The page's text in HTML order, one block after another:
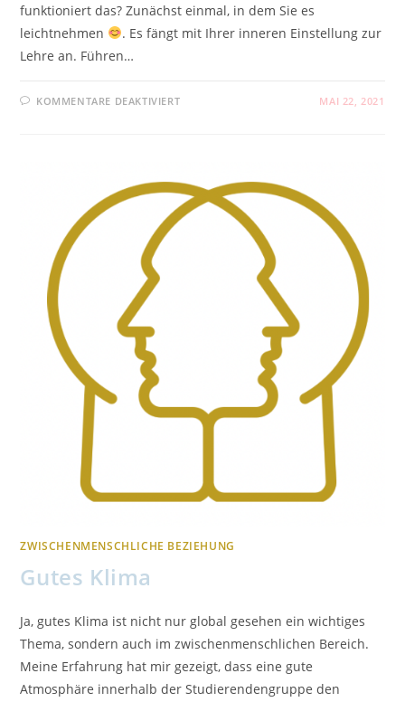
funktioniert das? Zunächst einmal, in dem Sie es
leichtnehmen
. Es fängt mit Ihrer inneren Einstellung zur
Lehre an. Führen…
KOMMENTARE DEAKTIVIERTFÜR MAI 22, 2021
ZWISCHENMENSCHLICHE BEZIEHUNG
Gutes Klima
Ja, gutes Klima ist nicht nur global gesehen ein wichtiges
Thema, sondern auch im zwischenmenschlichen Bereich.
Meine Erfahrung hat mir gezeigt, dass eine gute
Atmosphäre innerhalb der Studierendengruppe den